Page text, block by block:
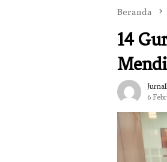
Beranda
14
6